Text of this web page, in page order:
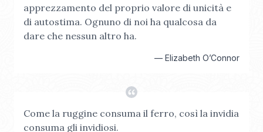
apprezzamento del proprio valore di unicità e
di autostima. Ognuno di noi ha qualcosa da
dare che nessun altro ha.
— Elizabeth O’Connor
Come la ruggine consuma il ferro, così la invidia
consuma gli invidiosi.